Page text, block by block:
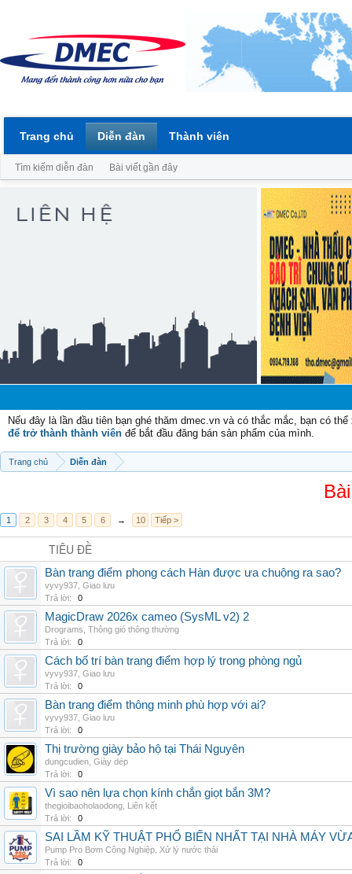
Nếu đây là lần đầu tiên bạn ghé thăm dmec.vn và có thắc mắc, bạn có
để trở thành thành viên để bắt đầu đăng bán sản phẩm của mình.
Trang chủ Diễn đàn
1 2 3 4 5 6 → 10 Tiếp >
TIÊU ĐỀ
Bàn trang điểm phong cách Hàn được ưa chuộng ra sao?
vyvy937 Giao lưu
Trả lời:
0
MagicDraw 2026x cameo (SysML v2) 2
Drograms Thông gió thông thường
Trả lời:
0
Cách bố trí bàn trang điểm hợp lý trong phòng ngủ
vyvy937 Giao lưu
Trả lời:
0
Bàn trang điểm thông minh phù hợp với ai?
vyvy937 Giao lưu
Trả lời:
0
Thị trường giày bảo hộ tại Thái Nguyên
dungcudien Giày dép
Trả lời:
0
Vì sao nên lựa chọn kính chắn giọt bắn 3M?
thegioibaoholaodong Liên kết
Trả lời:
0
SAI LẦM KỸ THUẬT PHỔ BIẾN NHẤT TẠI NHÀ MÁY
Pump Pro Bơm Công Nghiệp Xử lý nước thải
Trả lời:
0
Trang chủ Diễn đàn
Tìm kiếm diễn đàn Bài viết gần đây
Thành viên